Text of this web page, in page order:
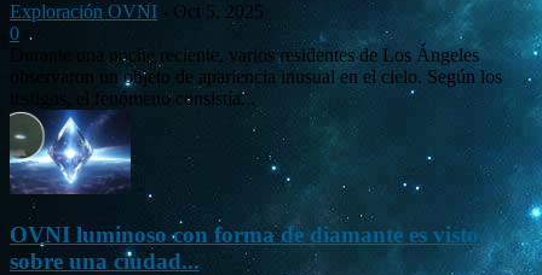
Exploración OVNI - Oct 5, 2025
0
Durante una noche reciente, varios residentes de Los Ángeles
observaron un objeto de apariencia inusual en el cielo. Según los
testigos, el fenómeno consistía...
OVNI luminoso con forma de diamante es visto
sobre una ciudad...